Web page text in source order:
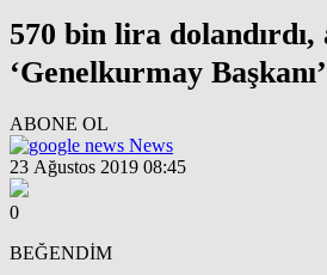
570 bin lira dolandırdı,
‘Genelkurmay
ABONE OL
News
23 Ağustos 2019 08:45
0
BEĞENDİM